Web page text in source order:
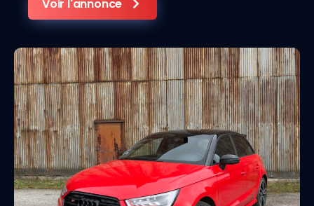
Voir l'annonce